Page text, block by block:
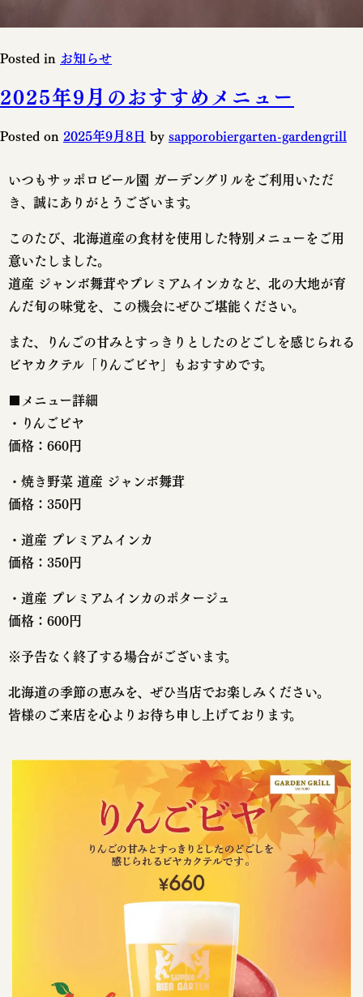
Posted in お知らせ
2025年9月のおすすめメニュー
Posted on 2025年9月8日 by sapporobiergarten-gardengrill
いつもサッポロビール園 ガーデングリルをご利用いただ
き、誠にありがとうございます。
このたび、北海道産の食材を使用した特別メニューをご用
意いたしました。
道産 ジャンボ舞茸やプレミアムインカなど、北の大地が育
んだ旬の味覚を、この機会にぜひご堪能ください。
また、りんごの甘みとすっきりとしたのどごしを感じられる
ビヤカクテル「りんごビヤ」もおすすめです。
■メニュー詳細
・りんごビヤ
価格：660円
・焼き野菜 道産 ジャンボ舞茸
価格：350円
・道産 プレミアムインカ
価格：350円
・道産 プレミアムインカのポタージュ
価格：600円
※予告なく終了する場合がございます。
北海道の季節の恵みを、ぜひ当店でお楽しみください。
皆様のご来店を心よりお待ち申し上げております。